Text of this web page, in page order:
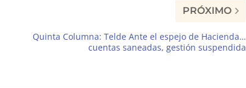
PRÓXIMO
Quinta Columna: Telde Ante el espejo de Hacienda…
cuentas saneadas, gestión suspendida